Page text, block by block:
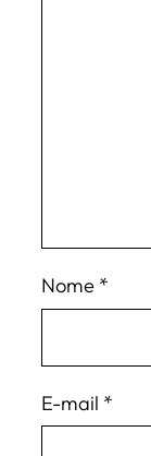
Nome *
E-mail *